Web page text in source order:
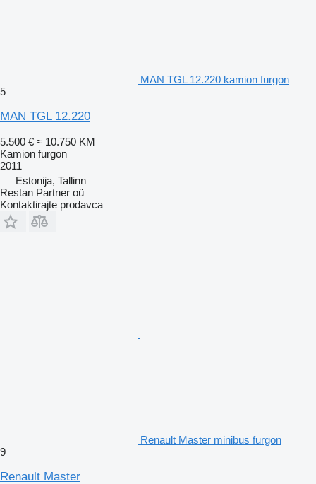
MAN TGL 12.220 kamion furgon
5
MAN TGL 12.220
5.500 € ≈ 10.750 KM
Kamion furgon
2011
Estonija, Tallinn
Restan Partner oü
Kontaktirajte prodavca
Renault Master minibus furgon
9
Renault Master